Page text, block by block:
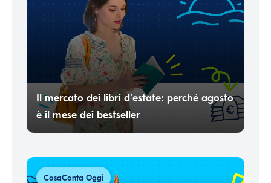
Il mercato dei libri d’estate: perché agosto
è il mese dei bestseller
CosaConta Oggi